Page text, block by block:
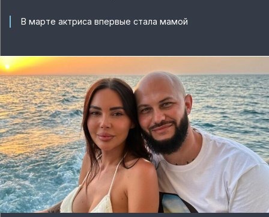
В марте актриса впервые стала мамой